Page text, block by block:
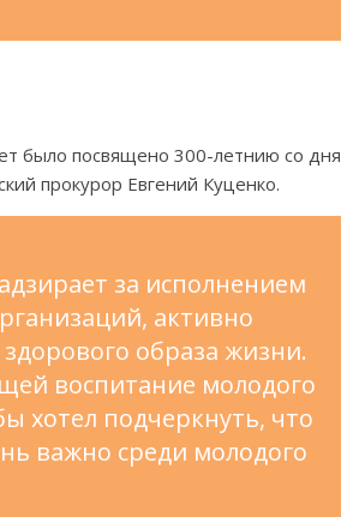
было посвящено 300-летнию со дня
прокурор Евгений Куценко.
за исполнением
активно
образа жизни.
воспитание молодого
хотел подчеркнуть, что
важно среди молодого